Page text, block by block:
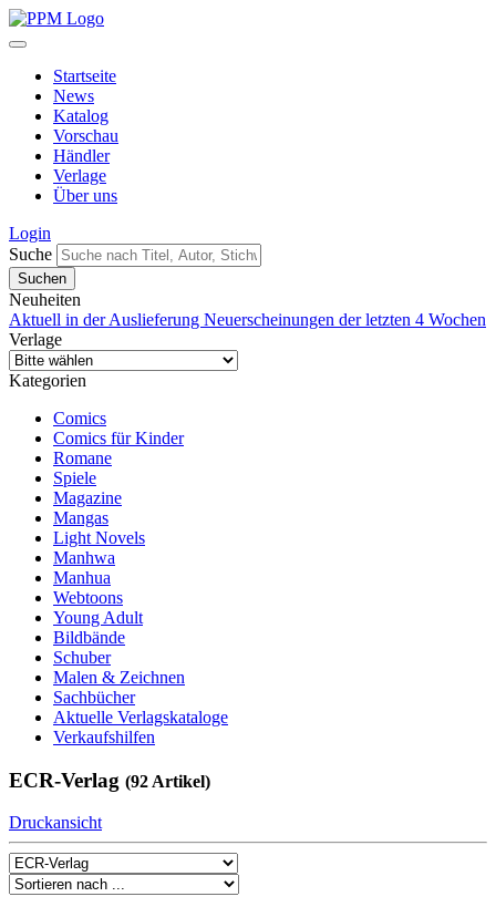
Startseite
News
Katalog
Vorschau
Händler
Verlage
Über uns
Login
Suche
Neuheiten
Aktuell in der Auslieferung Neuerscheinungen der letzten 4 Wochen
Verlage
Kategorien
Comics
Comics für Kinder
Romane
Spiele
Magazine
Mangas
Light Novels
Manhwa
Manhua
Webtoons
Young Adult
Bildbände
Schuber
Malen & Zeichnen
Sachbücher
Aktuelle Verlagskataloge
Verkaufshilfen
ECR-Verlag (92 Artikel)
Druckansicht